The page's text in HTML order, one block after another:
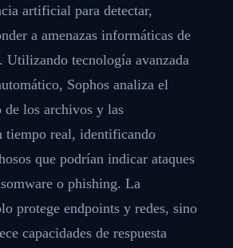
artificial para detectar,
a amenazas informáticas de
Utilizando tecnología avanzada
Sophos analiza el
de los archivos y las
tiempo real, identificando
que podrían indicar ataques
o phishing. La
protege endpoints y redes, sino
capacidades de respuesta